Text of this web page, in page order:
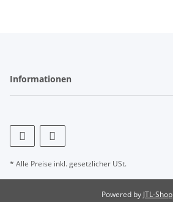
Informationen
* Alle Preise inkl. gesetzlicher USt.
Powered by JTL-Shop